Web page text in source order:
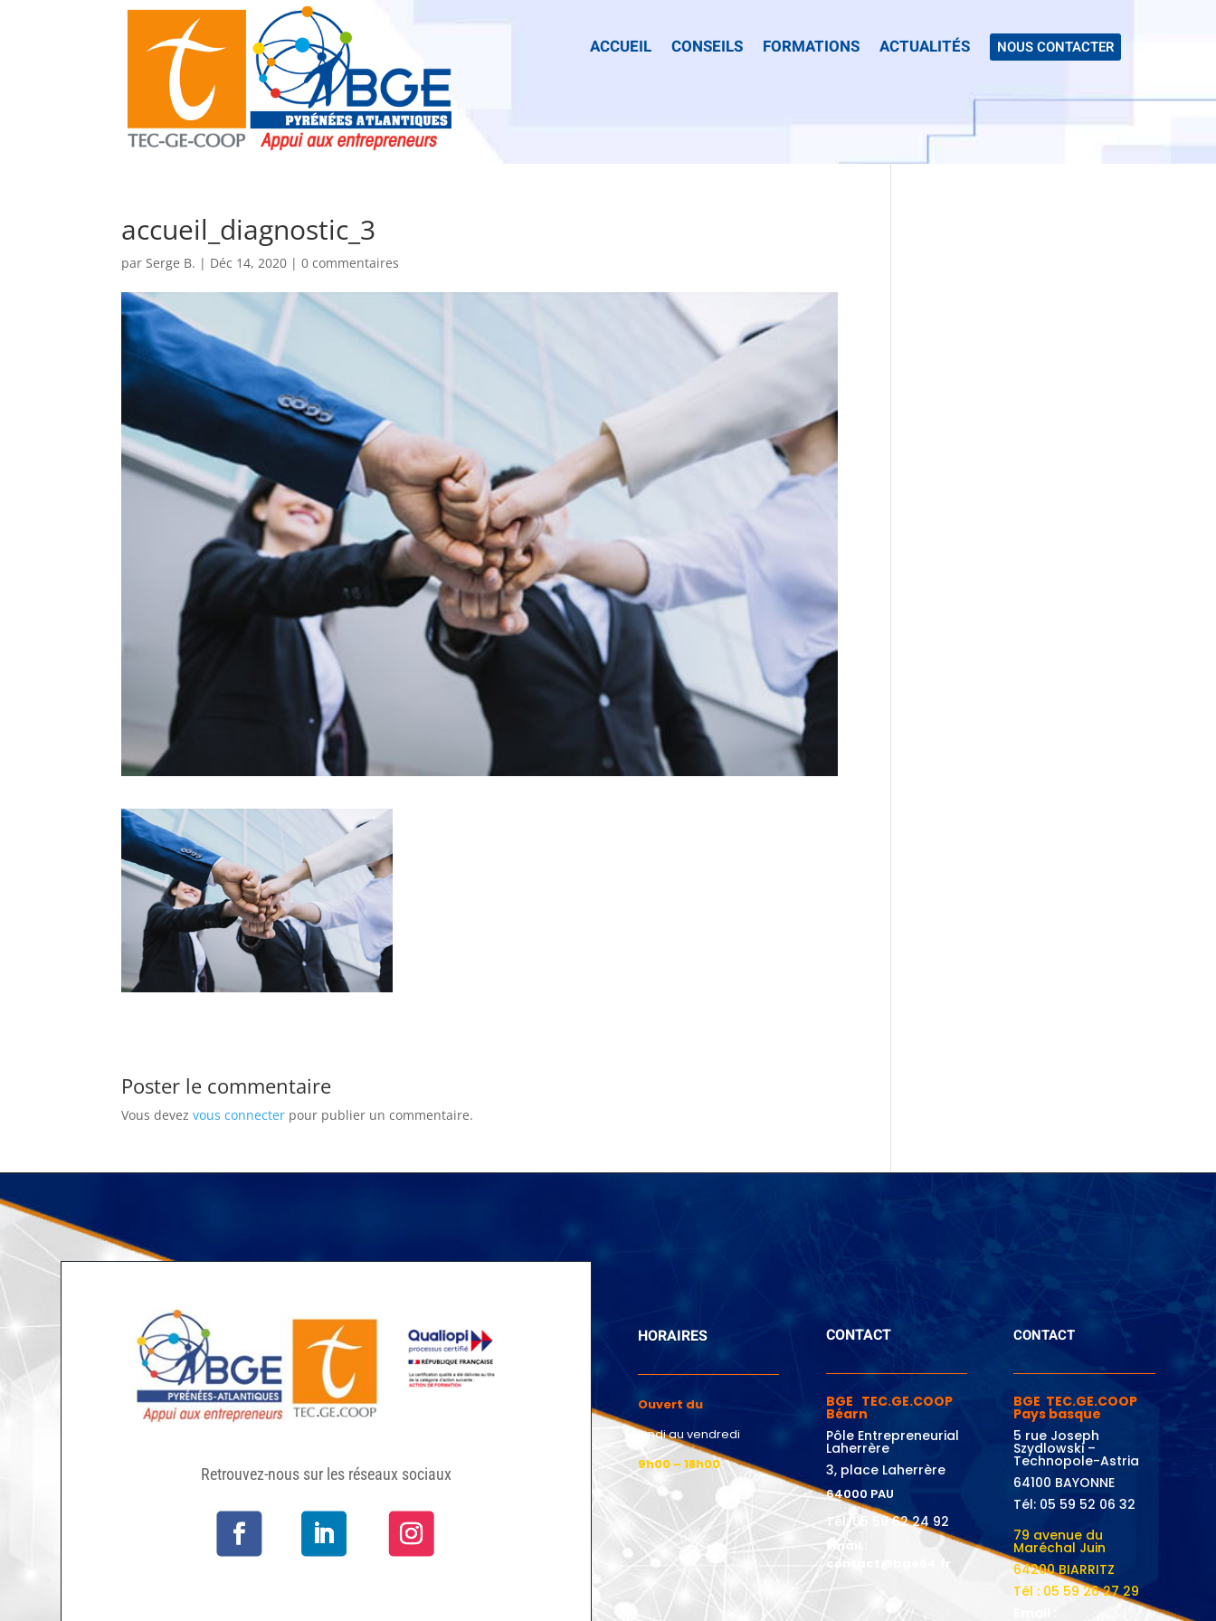
ACCUEIL CONSEILS FORMATIONS ACTUALITÉS NOUS CONTACTER
accueil_diagnostic_3
parSerge B. | Déc 14, 2020 |0 commentaires
Poster le commentaire
Vous devezvous connecter pour publier un commentaire.
Retrouvez-nous sur les réseaux sociaux
HORAIRES
Ouvert du
lundi au vendredi
9h00 – 18h00
CONTACT
BGE TEC.GE.COOP
Béarn
Pôle Entrepreneurial
Laherrère
3, place Laherrère
64000 PAU
Tél: 05 59 62 24 92
Email :
contact@bge64.fr
CONTACT
BGE TEC.GE.COOP
Pays basque
5 rue Joseph
Szydlowski –
Technopole-Astria
64100 BAYONNE
Tél: 05 59 52 06 32
79 avenue du
Maréchal Juin
64200 BIARRITZ
Tél : 05 59 26 27 29